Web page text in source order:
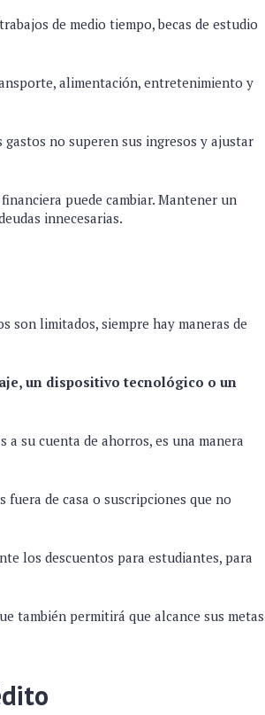
de medio tiempo, becas de estudio
alimentación, entretenimiento y
no superen sus ingresos y ajustar
puede cambiar. Mantener un
innecesarias.
son limitados, siempre hay maneras de
un dispositivo tecnológico o un
su cuenta de ahorros, es una manera
de casa o suscripciones que no
los descuentos para estudiantes, para
también permitirá que alcance sus metas